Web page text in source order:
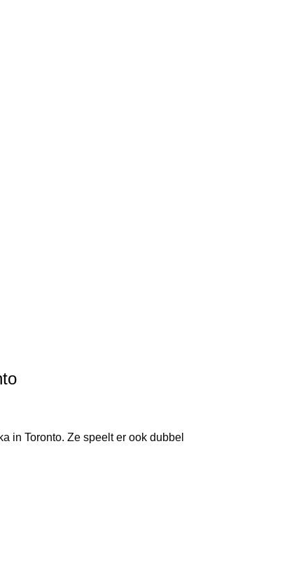
in Toronto. Ze speelt er ook dubbel